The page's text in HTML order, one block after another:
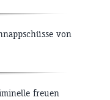
von
freuen